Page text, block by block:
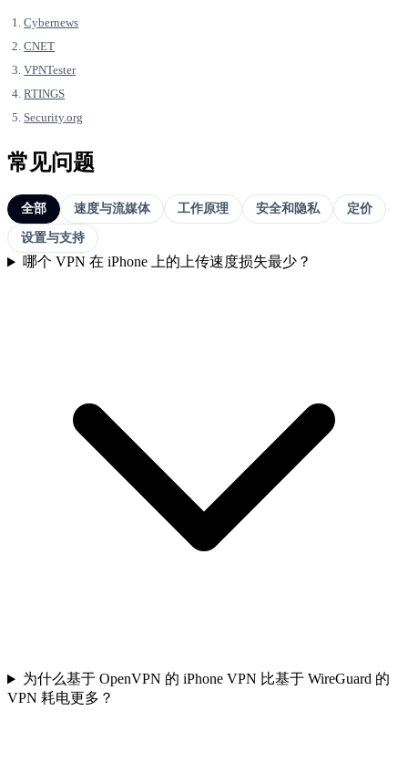
Cybernews
CNET
VPNTester
RTINGS
Security.org
常见问题
全部 速度与流媒体 工作原理 安全和隐私
定价
设置与支持
哪个 VPN 在 iPhone 上的上传速度损失最少？
为什么基于 OpenVPN 的 iPhone VPN 比基于 WireGuard 的
VPN 耗电更多？